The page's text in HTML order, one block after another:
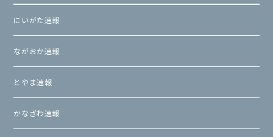
にいがた速報
ながおか速報
とやま速報
かなざわ速報